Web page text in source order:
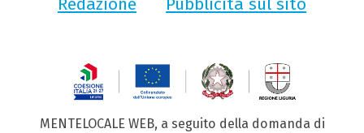
Redazione
Pubblicità sul sito
MENTELOCALE WEB, a seguito della domanda di